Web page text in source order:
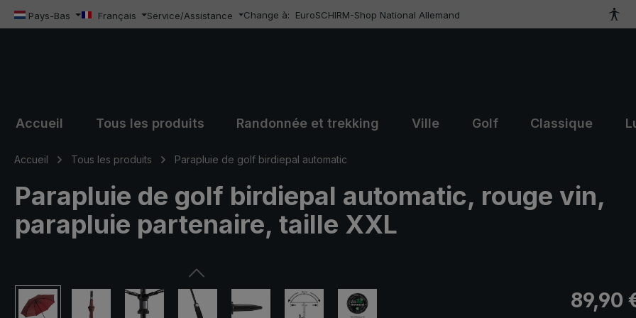
au contenu principal
Passer à la recherche
Passer à la navigation principale
Pays-Bas Français Service/Assistance Change à: EuroSCHIRM-Shop National Allemand
Accueil Tous les produits Randonnée et trekking Ville Golf Classique
Accueil Tous les produits Parapluie de golf birdiepal automatic
Parapluie de golf birdiepal automatic, rouge vin,
parapluie partenaire, taille XXL
Ignorer la galerie d'images Prix
89,90